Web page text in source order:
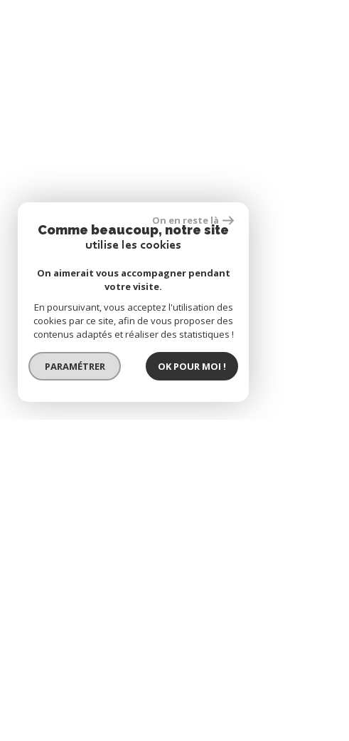
On en reste là
Comme beaucoup, notre site
utilise les cookies
On aimerait vous accompagner pendant
votre visite.
En poursuivant, vous acceptez l'utilisation des
cookies par ce site, afin de vous proposer des
contenus adaptés et réaliser des statistiques !
PARAMÉTRER OK POUR MOI !